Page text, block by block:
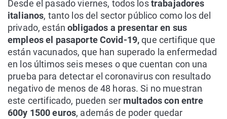
Desde el pasado viernes, todos lostrabajadores
italianos, tanto los del sector público como los del
privado, estánobligados a presentar en sus
empleos el pasaporte Covid-19,que certifique que
están vacunados, que han superado la enfermedad
en los últimos seis meses o que cuentan con una
prueba para detectar el coronavirus con resultado
negativo de menos de 48 horas. Si no muestran
este certificado, pueden sermultados con entre
600y 1500 euros, además de poder quedar